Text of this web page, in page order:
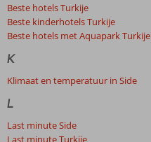
Beste hotels Turkije
Beste kinderhotels Turkije
Beste hotels met Aquapark Turkije
K
Klimaat en temperatuur in Side
L
Last minute Side
Last minute Turkije